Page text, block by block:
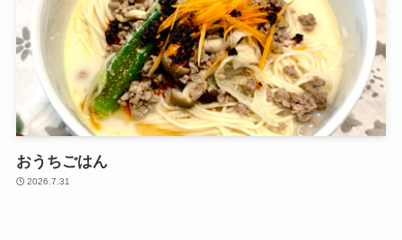
おうちごはん
2026.7.31